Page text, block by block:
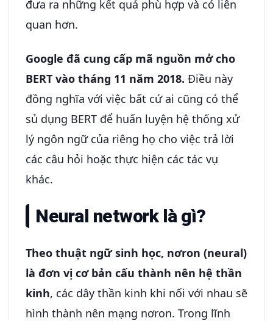
đưa ra những kết quả phù hợp và có liên
quan hơn.
Google đã cung cấp mã nguồn mở cho
BERT vào tháng 11 năm 2018. Điều này
đồng nghĩa với việc bất cứ ai cũng có thể
sủ dụng BERT để huấn luyện hệ thống xử
lý ngôn ngữ của riêng họ cho việc trả lời
các câu hỏi hoặc thực hiện các tác vụ
khác.
Neural network là gì?
Theo thuật ngữ sinh học, nơron (neural)
là đơn vị cơ bản cấu thành nên hệ thần
kinh, các dây thần kinh khi nối với nhau sẽ
hình thành nên mạng nơron. Trong lĩnh